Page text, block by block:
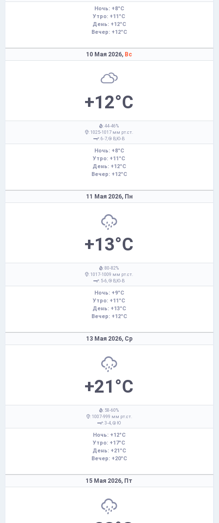
Ночь: +8°C
Утро: +11°C
День: +12°C
Вечер: +12°C
10 Мая 2026, Вс
+12°C
: 44-46%
: 1025-1017 мм рт.ст.
: 6-7,
В,Ю-В
Ночь: +8°C
Утро: +11°C
День: +12°C
Вечер: +12°C
11 Мая 2026, Пн
+13°C
: 80-82%
: 1017-1009 мм рт.ст.
: 5-6,
В,Ю-В
Ночь: +9°C
Утро: +11°C
День: +13°C
Вечер: +12°C
13 Мая 2026, Ср
+21°C
: 58-60%
: 1007-999 мм рт.ст.
: 3-4,
Ю
Ночь: +12°C
Утро: +17°C
День: +21°C
Вечер: +20°C
15 Мая 2026, Пт